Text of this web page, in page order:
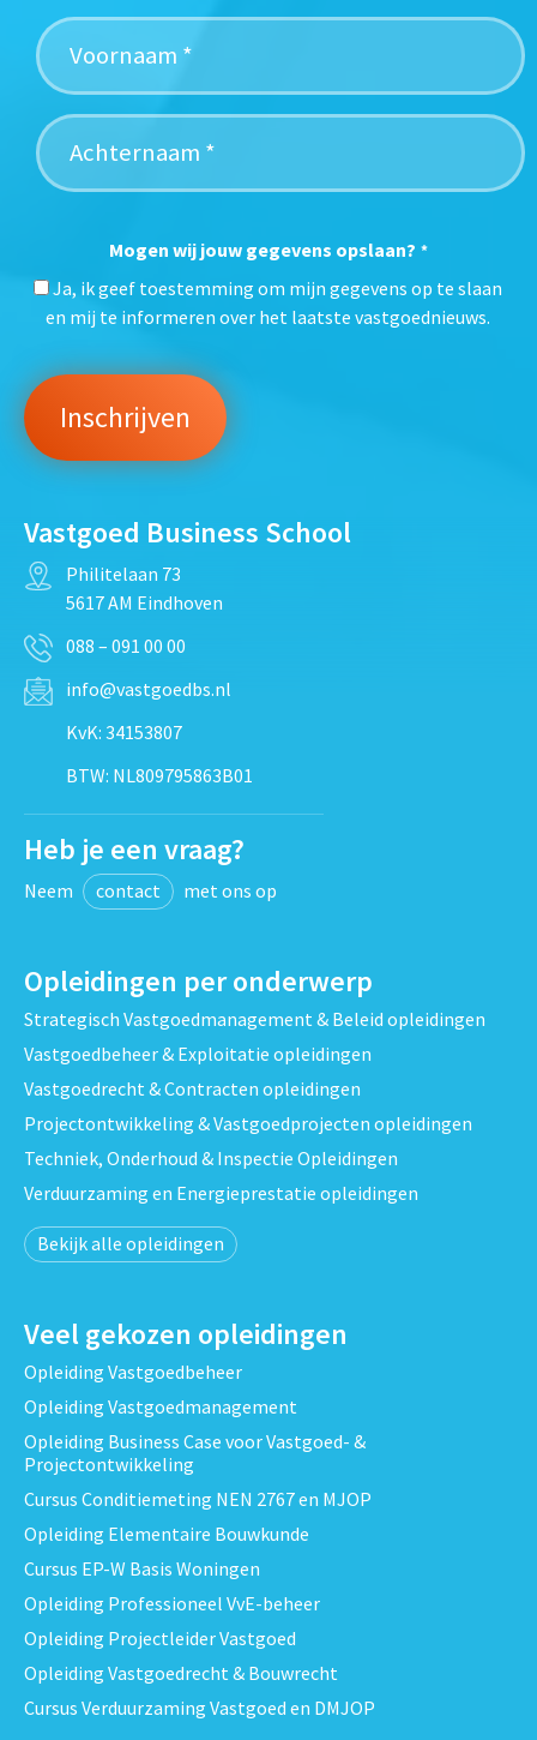
Mogen wij jouw gegevens opslaan? *
Ja, ik geef toestemming om mijn gegevens op te slaan
en mij te informeren over het laatste vastgoednieuws.
Vastgoed Business School
Philitelaan 73
5617 AM Eindhoven
088 – 091 00 00
info@vastgoedbs.nl
KvK: 34153807
BTW: NL809795863B01
Heb je een vraag?
Neem contact met ons op
Opleidingen per onderwerp
Strategisch Vastgoedmanagement & Beleid opleidingen
Vastgoedbeheer & Exploitatie opleidingen
Vastgoedrecht & Contracten opleidingen
Projectontwikkeling & Vastgoedprojecten opleidingen
Techniek, Onderhoud & Inspectie Opleidingen
Verduurzaming en Energieprestatie opleidingen
Bekijk alle opleidingen
Veel gekozen opleidingen
Opleiding Vastgoedbeheer
Opleiding Vastgoedmanagement
Opleiding Business Case voor Vastgoed- &
Projectontwikkeling
Cursus Conditiemeting NEN 2767 en MJOP
Opleiding Elementaire Bouwkunde
Cursus EP-W Basis Woningen
Opleiding Professioneel VvE-beheer
Opleiding Projectleider Vastgoed
Opleiding Vastgoedrecht & Bouwrecht
Cursus Verduurzaming Vastgoed en DMJOP